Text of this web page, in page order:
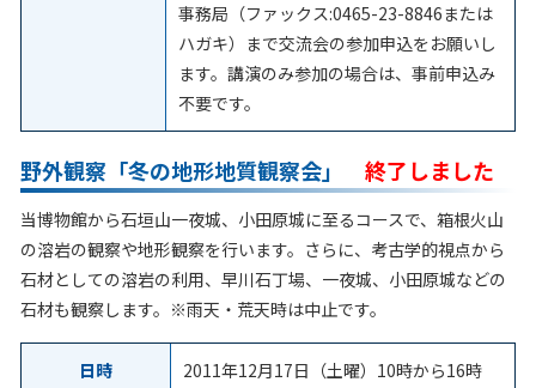
事務局（ファックス:0465-23-8846または
ハガキ）まで交流会の参加申込をお願いし
ます。講演のみ参加の場合は、事前申込み
不要です。
野外観察「冬の地形地質観察会」 終了しました
当博物館から石垣山一夜城、小田原城に至るコースで、箱根火山
の溶岩の観察や地形観察を行います。さらに、考古学的視点から
石材としての溶岩の利用、早川石丁場、一夜城、小田原城などの
石材も観察します。※雨天・荒天時は中止です。
日時 2011年12月17日（土曜）10時から16時